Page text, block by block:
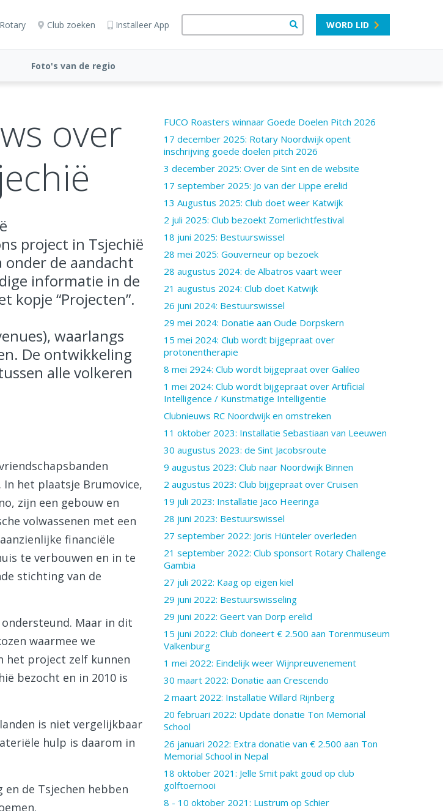
Club zoeken Installeer App WORD LID
Foto's van de regio
over
project in Tsjechië
de aandacht
informatie in de
kopje “Projecten”.
waarlangs
De ontwikkeling
alle volkeren
. In het plaatsje Brumovice,
zijn een gebouw en
volwassenen met een
financiële
te verbouwen en in te
stichting van de
Maar in dit
waarmee we
het project zelf kunnen
bezocht en in 2010 is
is niet vergelijkbaar
hulp is daarom in
de Tsjechen hebben
FUCO Roasters winnaar Goede Doelen Pitch 2026
17 december 2025: Rotary Noordwijk opent
inschrijving goede doelen pitch 2026
3 december 2025: Over de Sint en de website
17 september 2025: Jo van der Lippe erelid
13 Augustus 2025: Club doet weer Katwijk
2 juli 2025: Club bezoekt Zomerlichtfestival
18 juni 2025: Bestuurswissel
28 mei 2025: Gouverneur op bezoek
28 augustus 2024: de Albatros vaart weer
21 augustus 2024: Club doet Katwijk
26 juni 2024: Bestuurswissel
29 mei 2024: Donatie aan Oude Dorpskern
15 mei 2024: Club wordt bijgepraat over
protonentherapie
8 mei 2924: Club wordt bijgepraat over Galileo
1 mei 2024: Club wordt bijgepraat over Artificial
Intelligence / Kunstmatige Intelligentie
Clubnieuws RC Noordwijk en omstreken
11 oktober 2023: Installatie Sebastiaan van Leeuwen
30 augustus 2023: de Sint Jacobsroute
9 augustus 2023: Club naar Noordwijk Binnen
2 augustus 2023: Club bijgepraat over Cruisen
19 juli 2023: Installatie Jaco Heeringa
28 juni 2023: Bestuurswissel
27 september 2022: Joris Hünteler overleden
21 september 2022: Club sponsort Rotary Challenge
Gambia
27 juli 2022: Kaag op eigen kiel
29 juni 2022: Bestuurswisseling
29 juni 2022: Geert van Dorp erelid
15 juni 2022: Club doneert € 2.500 aan Torenmuseum
Valkenburg
1 mei 2022: Eindelijk weer Wijnpreuvenement
30 maart 2022: Donatie aan Crescendo
2 maart 2022: Installatie Willard Rijnberg
20 februari 2022: Update donatie Ton Memorial
School
26 januari 2022: Extra donatie van € 2.500 aan Ton
Memorial School in Nepal
18 oktober 2021: Jelle Smit pakt goud op club
golftoernooi
8 - 10 oktober 2021: Lustrum op Schier